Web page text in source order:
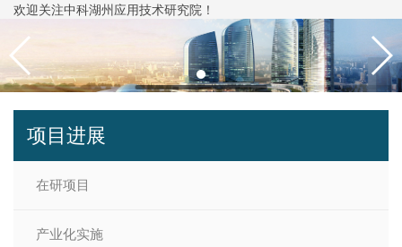
欢迎关注中科湖州应用技术研究院！
项目进展
在研项目
产业化实施